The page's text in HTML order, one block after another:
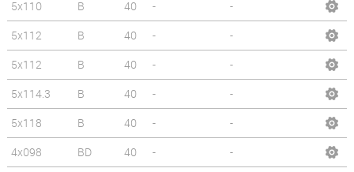
5x110
B 40 -
-
5x112
B 40 -
-
5x112
B 40 -
-
5x114.3
B 40 -
-
5x118
B 40 -
-
4x098
BD 40 -
-